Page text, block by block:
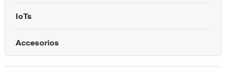
IoTs
Accesorios